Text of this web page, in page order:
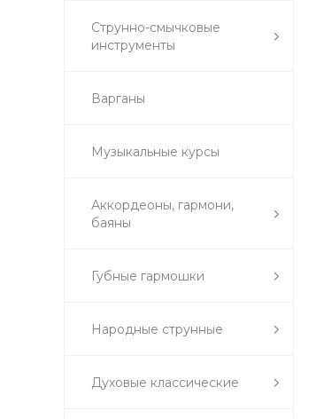
Струнно-смычковые
инструменты
Варганы
Музыкальные курсы
Аккордеоны, гармони,
баяны
Губные гармошки
Народные струнные
Духовые классические